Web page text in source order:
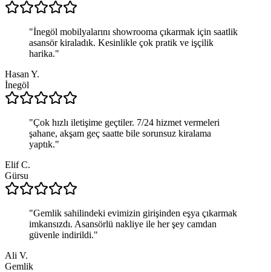
"İnegöl mobilyalarını showrooma çıkarmak için saatlik
asansör kiraladık. Kesinlikle çok pratik ve işçilik
harika."
Hasan Y.
İnegöl
"Çok hızlı iletişime geçtiler. 7/24 hizmet vermeleri
şahane, akşam geç saatte bile sorunsuz kiralama
yaptık."
Elif C.
Gürsu
"Gemlik sahilindeki evimizin girişinden eşya çıkarmak
imkansızdı. Asansörlü nakliye ile her şey camdan
güvenle indirildi."
Ali V.
Gemlik